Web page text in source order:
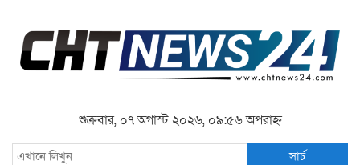
শুক্রবার, ০৭ অগাস্ট ২০২৬, ০৯:৫৬ অপরাহ্ন
সার্চ